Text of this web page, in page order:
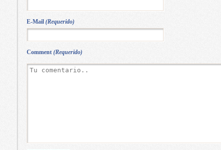
Comment (Requerido)
E-Mail (Requerido)